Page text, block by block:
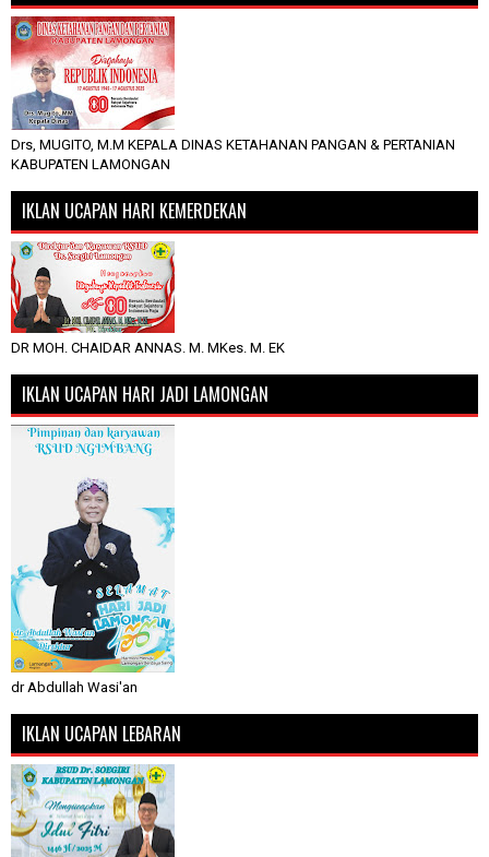
Drs, MUGITO, M.M KEPALA DINAS KETAHANAN PANGAN & PERTANIAN
KABUPATEN LAMONGAN
IKLAN UCAPAN HARI KEMERDEKAN
DR MOH. CHAIDAR ANNAS. M. MKes. M. EK
IKLAN UCAPAN HARI JADI LAMONGAN
dr Abdullah Wasi'an
IKLAN UCAPAN LEBARAN